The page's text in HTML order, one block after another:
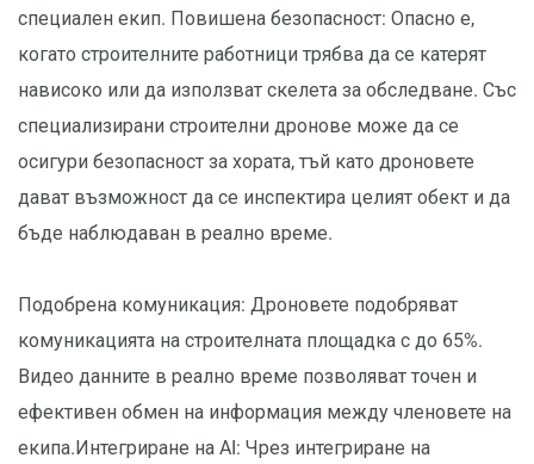
специален екип. Повишена безопасност: Опасно е,
когато строителните работници трябва да се катерят
нависоко или да използват скелета за обследване. Със
специализирани строителни дронове може да се
осигури безопасност за хората, тъй като дроновете
дават възможност да се инспектира целият обект и да
бъде наблюдаван в реално време.
Подобрена комуникация: Дроновете подобряват
комуникацията на строителната площадка с до 65%.
Видео данните в реално време позволяват точен и
ефективен обмен на информация между членовете на
екипа.Интегриране на AI: Чрез интегриране на